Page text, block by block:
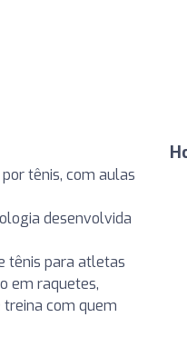
tênis, com aulas
desenvolvida
tênis para atletas
em raquetes,
treina com quem